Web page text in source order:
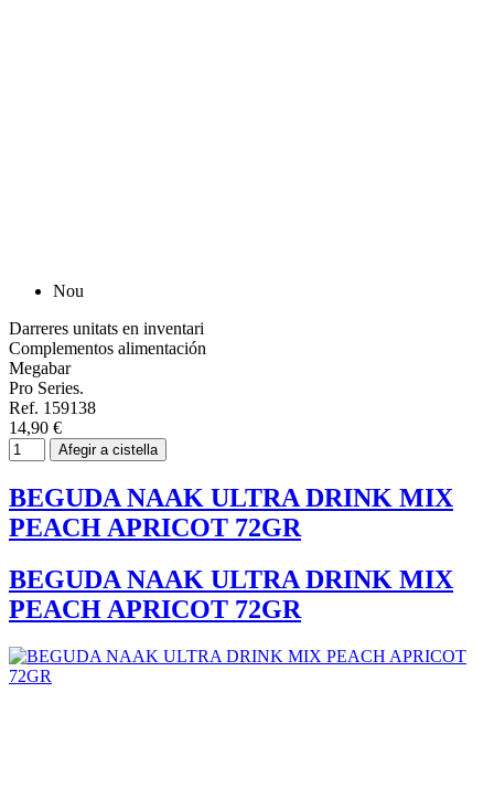
Nou
Darreres unitats en inventari
Complementos alimentación
Megabar
Pro Series.
Ref. 159138
14,90 €
Afegir a cistella
BEGUDA NAAK ULTRA DRINK MIX
PEACH APRICOT 72GR
BEGUDA NAAK ULTRA DRINK MIX
PEACH APRICOT 72GR